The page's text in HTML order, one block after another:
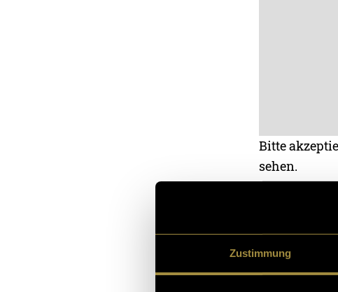
Zustimmung
Bitte
sehen.
Unsere Instagram